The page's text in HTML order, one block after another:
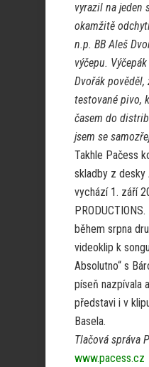
vyrazil na jeden
okamžitě
n.p. BB Aleš
výčepu.
Dvořák pověděl,
testované pivo,
časem do
jsem se
Takhle Pačess
skladby z desky
vychází 1. září
během srpna
videoklip k
Absolutno“ s
píseň nazpívala
představi i v
Basela.
Tlačová správa
www.pacess.cz